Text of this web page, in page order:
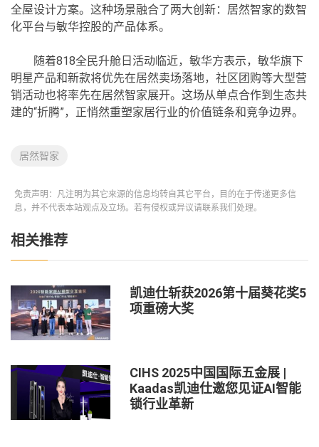
全屋设计方案。这种场景融合了两大创新：居然智家的数智
化平台与敏华控股的产品体系。
随着818全民升舱日活动临近，敏华方表示，敏华旗下
明星产品和新款将优先在居然卖场落地，社区团购等大型营
销活动也将率先在居然智家展开。这场从单点合作到生态共
建的“折腾”，正悄然重塑家居行业的价值链条和竞争边界。
居然智家
免责声明：凡注明为其它来源的信息均转自其它平台，目的在于传递更多信
息，并不代表本站观点及立场。若有侵权或异议请联系我们处理。
相关推荐
凯迪仕斩获2026第十届葵花奖5
项重磅大奖
CIHS 2025中国国际五金展 |
Kaadas凯迪仕邀您见证AI智能
锁行业革新